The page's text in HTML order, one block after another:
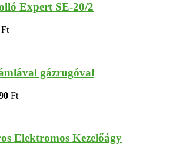
Expert SE-20/2
Ft
gázrugóval
Ft
Elektromos Kezelőágy